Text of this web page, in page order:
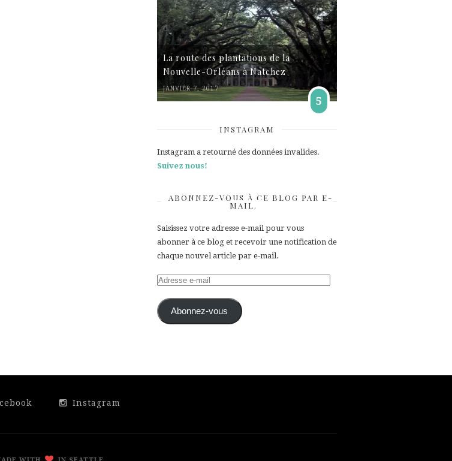
La route des plantations de la
Nouvelle-Orléans à Natchez
JANVIER 7, 2017
5
INSTAGRAM
Instagram a retourné des données invalides.
Suivez nous!
ABONNEZ-VOUS À CE BLOG PAR E-
MAIL.
Saisissez votre adresse e-mail pour vous
abonner à ce blog et recevoir une notification de
chaque nouvel article par e-mail.
Adresse
mail Abonnez-vous
Instagram